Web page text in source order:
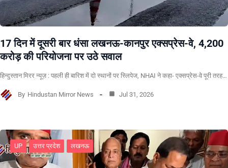
17 दिन में दूसरी बार धंसा लखनऊ-कानपुर एक्सप्रेस-वे, 4,200
करोड़ की परियोजना पर उठे सवाल
हिन्दुस्तान मिरर न्यूज़ : पहली ही बारिश में दो स्थानों पर स्लिपेज, NHAI ने कहा- एक्सप्रेस-वे पूरी तरह…
By Hindustan Mirror News Jul 31, 2026
UP उत्तर प्रदेश लखनऊ